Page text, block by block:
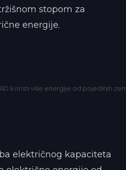
stopom za
energije.
koristi više energije od pojedinih
električnog kapaciteta